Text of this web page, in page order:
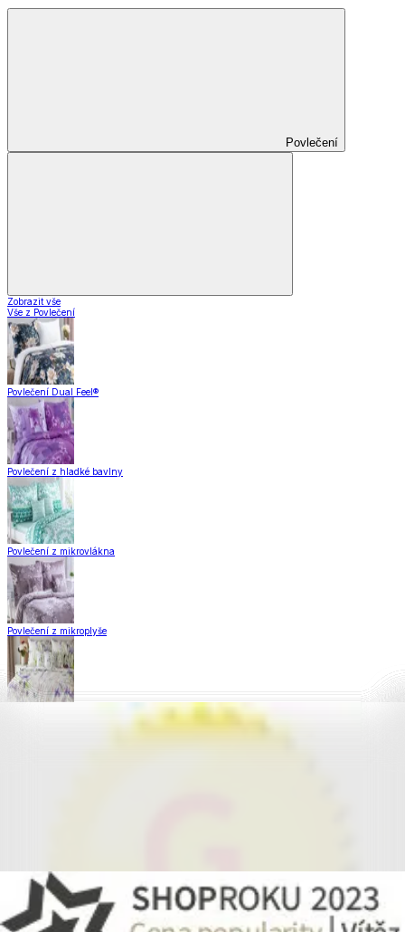
Povlečení
Zobrazit vše
Vše z Povlečení
Povlečení Dual Feel®
Povlečení z hladké bavlny
Povlečení z mikrovlákna
Povlečení z mikroplyše
Krepové povlečení